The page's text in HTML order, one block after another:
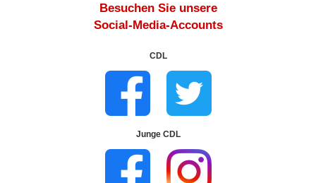
Besuchen Sie unsere
Social-Media-Accounts
CDL
Junge CDL